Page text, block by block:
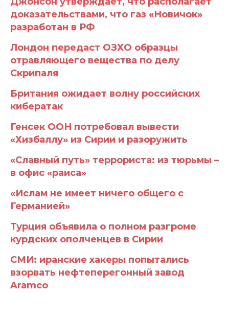
доказательствами, что газ «Новичок»
разработан в РФ
Лондон передаст ОЗХО образцы
отравляющего вещества по делу
Скрипаля
Британия ожидает волну российских
кибератак
Генсек ООН потребовал вывести
«Хизбаллу» из Сирии и разоружить
«Славный путь» террориста: из тюрьмы –
в офис «раиса»
«Ислам не имеет ничего общего с
Германией»
Турция объявила о полном разгроме
курдских ополченцев в Сирии
СМИ: иранские хакеры попытались
взорвать нефтеперегонный завод
Aramco